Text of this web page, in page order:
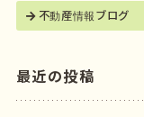
不動産情報ブログ
最近の投稿